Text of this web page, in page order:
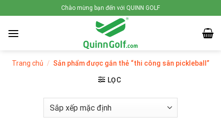
to
content
Chào mừng bạn đến với QUINN GOLF
Trang chủ / Sản phẩm được gắn thẻ “thi công sân pickleball”
LỌC